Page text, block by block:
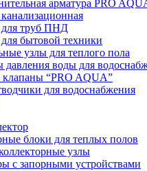
арматура PRO
для труб ПНД
бытовой техники
узлы для теплого пола
давления воды для
“PRO AQUA”
для водоснабжения
блоки для теплых полов
узлы
с запорными устройствами